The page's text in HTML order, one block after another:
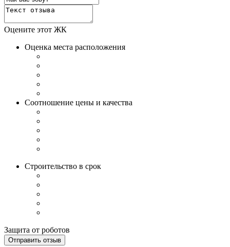
Оцените этот ЖК
Оценка места расположения
Соотношение цены и качества
Строительство в срок
Защита от роботов
Отправить отзыв